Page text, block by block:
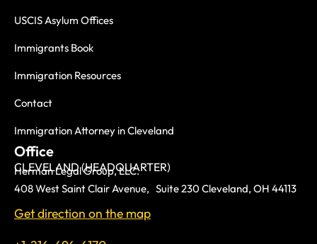
USCIS Asylum Offices
Immigrants Book
Immigration Resources
Contact
Immigration Attorney in Cleveland
Office
CLEVELAND (HEADQUARTER)
Herman Legal Group, LLC.
408 West Saint Clair Avenue, Suite 230 Cleveland, OH 44113
Get direction on the map